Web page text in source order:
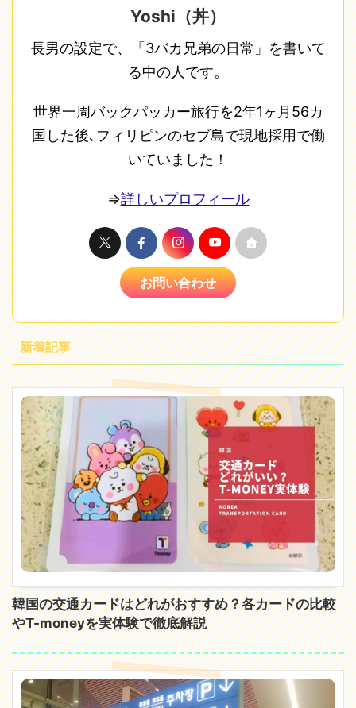
Yoshi（丼）
長男の設定で、「3バカ兄弟の日常」を書いて
る中の人です。
世界一周バックパッカー旅行を2年1ヶ月56カ
国した後､フィリピンのセブ島で現地採用で働
いていました！
⇒詳しいプロフィール
お問い合わせ
新着記事
韓国の交通カードはどれがおすすめ？各カードの比較
やT-moneyを実体験で徹底解説